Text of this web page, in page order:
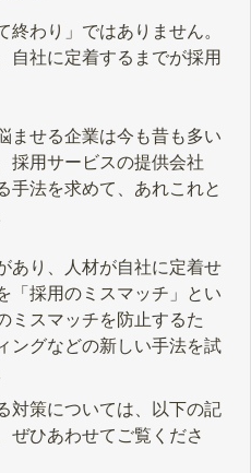
わり」ではありません。
自社に定着するまでが採用
ませる企業は今も昔も多い
採用サービスの提供会社
手法を求めて、あれこれと
あり、人材が自社に定着せ
「採用のミスマッチ」とい
ミスマッチを防止するた
ングなどの新しい手法を試
対策については、以下の記
ぜひあわせてご覧くださ